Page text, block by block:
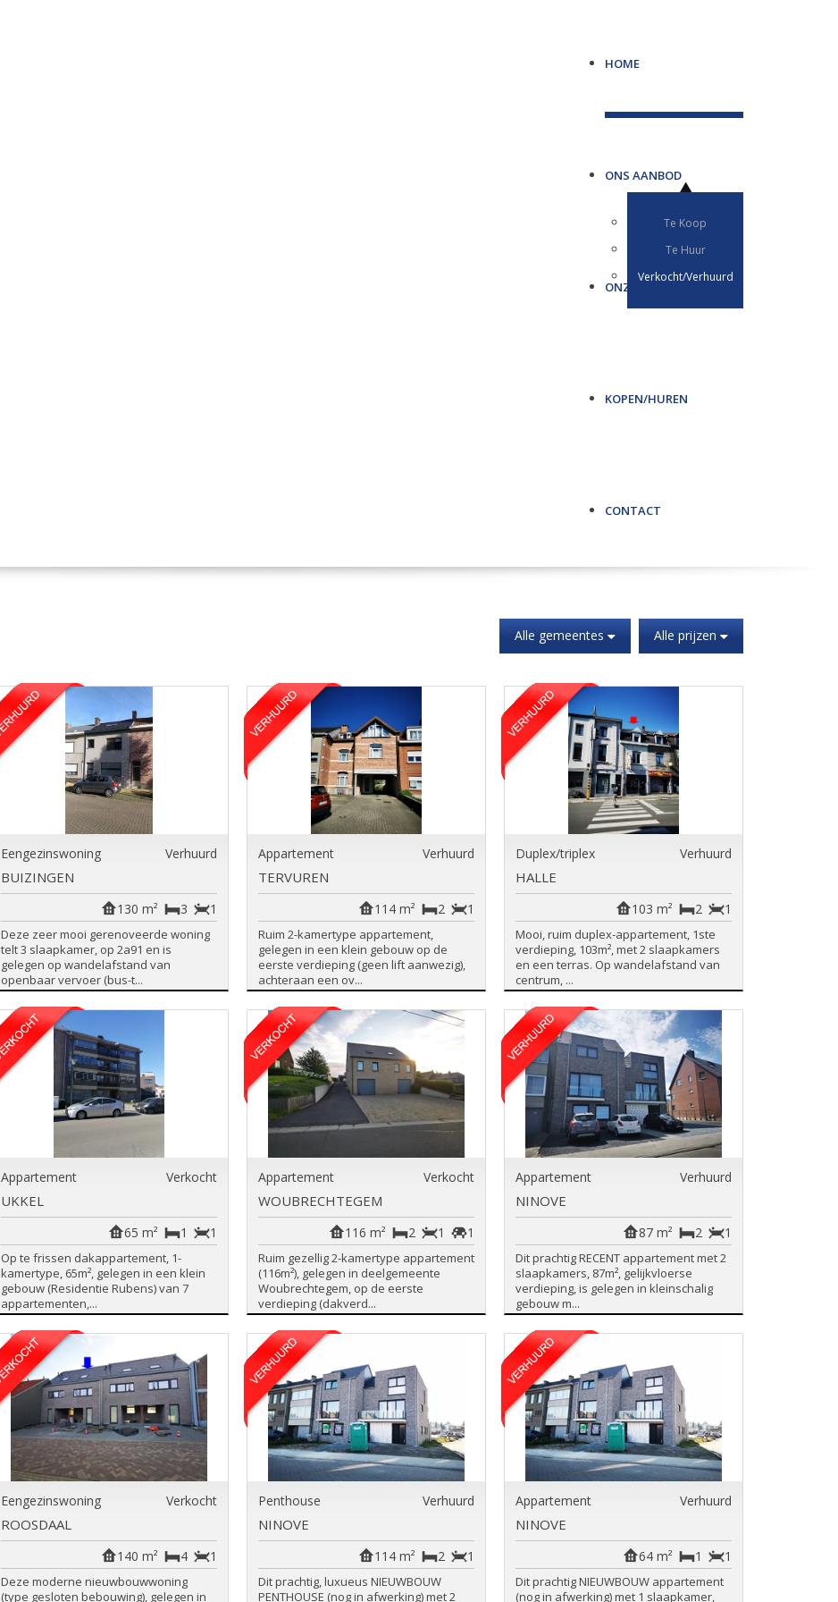
HOME
ONS AANBOD
Te Koop
Te Huur
Verkocht/Verhuurd
ONZE DIENSTEN
KOPEN/HUREN
CONTACT
Alle gemeentes Alle prijzen
Eengezinswoning Verhuurd
BUIZINGEN
1
3
130 m²
Deze zeer mooi gerenoveerde woning
telt 3 slaapkamer, op 2a91 en is
gelegen op wandelafstand van
openbaar vervoer (bus-t...
Appartement Verhuurd
TERVUREN
1
2
114 m²
Ruim 2-kamertype appartement,
gelegen in een klein gebouw op de
eerste verdieping (geen lift aanwezig),
achteraan een ov...
Duplex/triplex Verhuurd
HALLE
1
2
103 m²
Mooi, ruim duplex-appartement, 1ste
verdieping, 103m², met 2 slaapkamers
en een terras. Op wandelafstand van
centrum, ...
Appartement Verkocht
UKKEL
1
1
65 m²
Op te frissen dakappartement, 1-
kamertype, 65m², gelegen in een klein
gebouw (Residentie Rubens) van 7
appartementen,...
Appartement Verkocht
WOUBRECHTEGEM
1
1
2
116 m²
Ruim gezellig 2-kamertype appartement
(116m²), gelegen in deelgemeente
Woubrechtegem, op de eerste
verdieping (dakverd...
Appartement Verhuurd
NINOVE
1
2
87 m²
Dit prachtig RECENT appartement met 2
slaapkamers, 87m², gelijkvloerse
verdieping, is gelegen in kleinschalig
gebouw m...
Eengezinswoning Verkocht
ROOSDAAL
1
4
140 m²
Deze moderne nieuwbouwwoning
(type gesloten bebouwing), gelegen in
Penthouse Verhuurd
NINOVE
1
2
114 m²
Dit prachtig, luxueus NIEUWBOUW
PENTHOUSE (nog in afwerking) met 2
Appartement Verhuurd
NINOVE
1
1
64 m²
Dit prachtig NIEUWBOUW appartement
(nog in afwerking) met 1 slaapkamer,